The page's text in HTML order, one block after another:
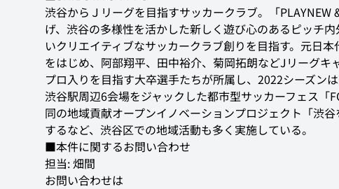
渋谷からＪリーグを目指すサッカークラブ。「PLAYNEW
げ、渋谷の多様性を活かした新しく遊び心のあるピッチ
いクリエイティブなサッカークラブ創りを目指す。元日
をはじめ、阿部翔平、田中裕介、菊岡拓朗などJリーグキ
プロ入りを目指す大卒選手たちが所属し、2022シーズンは
渋谷駅周辺6会場をジャックした都市型サッカーフェス「
同の地域貢献オープンイノベーションプロジェクト「渋
するなど、渋谷区での地域活動も多く実施している。
■本件に関するお問い合わせ
担当: 畑間
お問い合わせは